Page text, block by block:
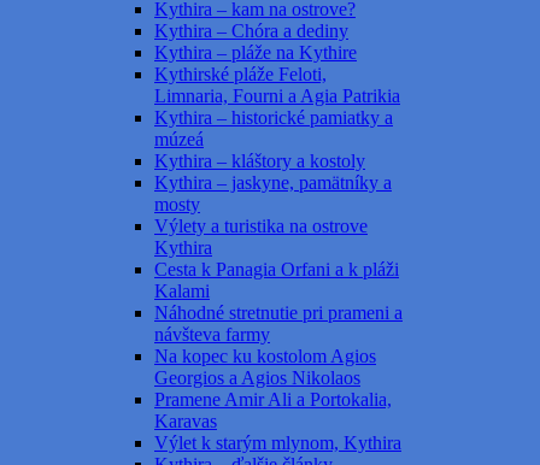
Kythira – kam na ostrove?
Kythira – Chóra a dediny
Kythira – pláže na Kythire
Kythirské pláže Feloti,
Limnaria, Fourni a Agia Patrikia
Kythira – historické pamiatky a
múzeá
Kythira – kláštory a kostoly
Kythira – jaskyne, pamätníky a
mosty
Výlety a turistika na ostrove
Kythira
Cesta k Panagia Orfani a k pláži
Kalami
Náhodné stretnutie pri prameni a
návšteva farmy
Na kopec ku kostolom Agios
Georgios a Agios Nikolaos
Pramene Amir Ali a Portokalia,
Karavas
Výlet k starým mlynom, Kythira